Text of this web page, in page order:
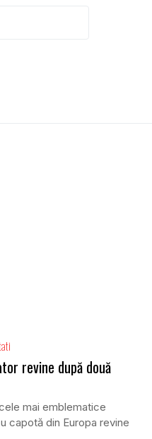
revine după două
mai emblematice
capotă din Europa revine